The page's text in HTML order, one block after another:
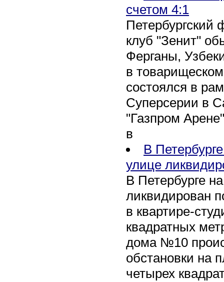
счетом 4:1
Петербургский
клуб "Зенит"
Ферганы,
в
состоялся в
Суперсерии в
"Газпром
в
В
улице
В Петербурге
ликвидирован
в квартире-
квадратных
дома №10
обстановки на
четырех